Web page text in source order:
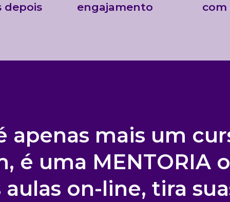
depois
engajamento
com
apenas mais um
é uma MENTORIA
aulas on-line, tira